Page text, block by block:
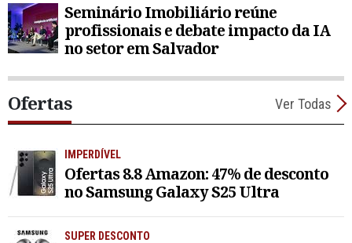
Seminário Imobiliário reúne
profissionais e debate impacto da IA
no setor em Salvador
Ofertas Ver Todas
IMPERDÍVEL
Ofertas 8.8 Amazon: 47% de desconto
no Samsung Galaxy S25 Ultra
SUPER DESCONTO